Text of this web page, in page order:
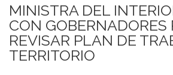
MINISTRA DEL
CON GOBERNADORES
REVISAR PLAN DE
TERRITORIO